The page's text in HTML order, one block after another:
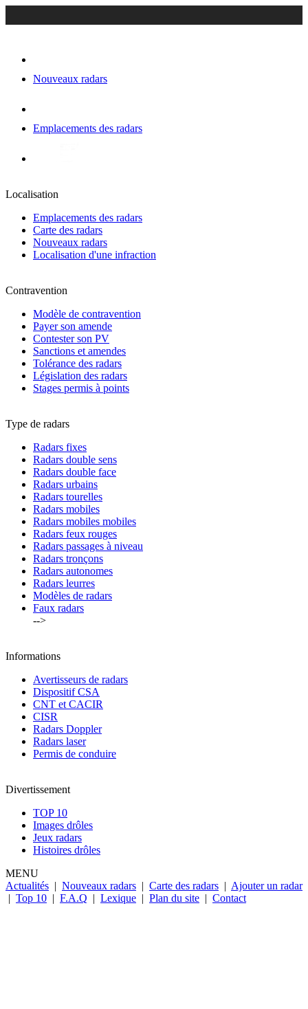
Nouveaux radars
Emplacements des radars
Localisation
Emplacements des radars
Carte des radars
Nouveaux radars
Localisation d'une infraction
Contravention
Modèle de contravention
Payer son amende
Contester son PV
Sanctions et amendes
Tolérance des radars
Législation des radars
Stages permis à points
Type de radars
Radars fixes
Radars double sens
Radars double face
Radars urbains
Radars tourelles
Radars mobiles
Radars mobiles mobiles
Radars feux rouges
Radars passages à niveau
Radars tronçons
Radars autonomes
Radars leurres
Modèles de radars
Faux radars
-->
Informations
Avertisseurs de radars
Dispositif CSA
CNT et CACIR
CISR
Radars Doppler
Radars laser
Permis de conduire
Divertissement
TOP 10
Images drôles
Jeux radars
Histoires drôles
MENU
Actualités | Nouveaux radars | Carte des radars | Ajouter un radar
| Top 10 | F.A.Q | Lexique | Plan du site | Contact